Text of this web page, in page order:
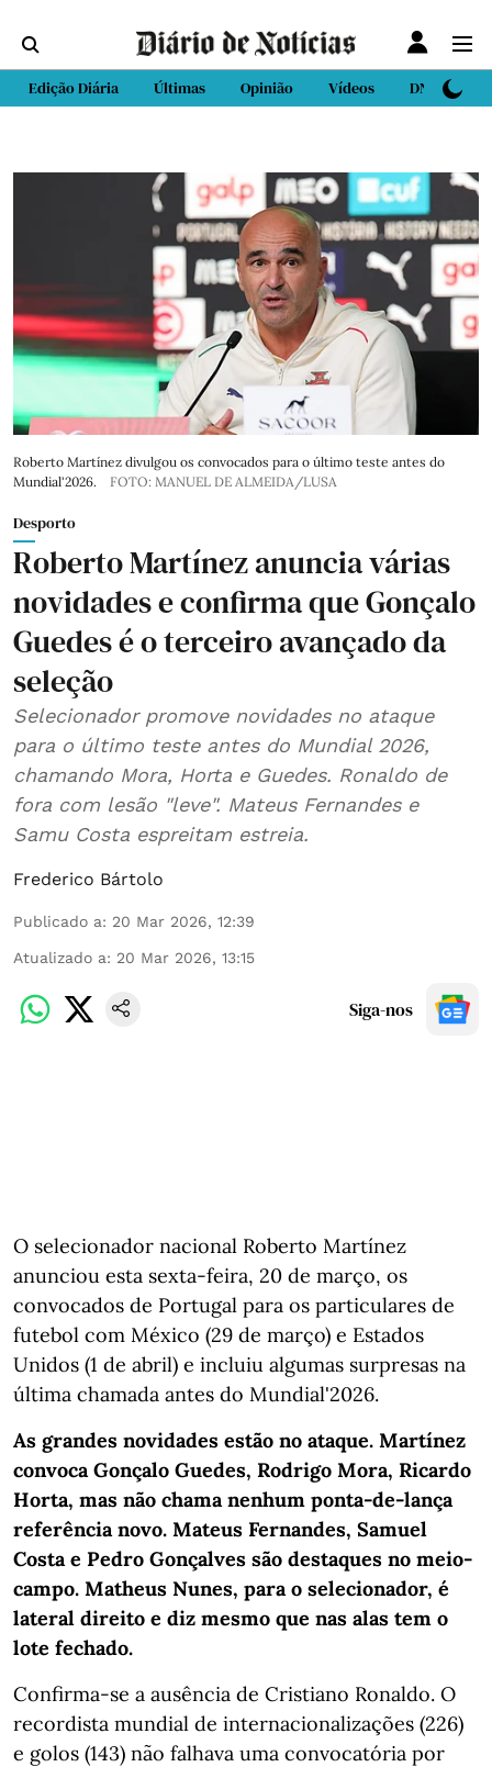
Edição Diária Últimas Opinião Vídeos DN Sport
Roberto Martínez divulgou os convocados para o último teste antes do
Mundial'2026.
FOTO: MANUEL DE ALMEIDA/LUSA
Desporto
Roberto Martínez anuncia várias
novidades e confirma que Gonçalo
Guedes é o terceiro avançado da
seleção
Selecionador promove novidades no ataque
para o último teste antes do Mundial 2026,
chamando Mora, Horta e Guedes. Ronaldo de
fora com lesão "leve". Mateus Fernandes e
Samu Costa espreitam estreia.
Frederico Bártolo
Publicado a: 20 Mar 2026, 12:39
Atualizado a: 20 Mar 2026, 13:15
Siga-nos
O selecionador nacional Roberto Martínez
anunciou esta sexta-feira, 20 de março, os
convocados de Portugal para os particulares de
futebol com México (29 de março) e Estados
Unidos (1 de abril) e incluiu algumas surpresas na
última chamada antes do Mundial'2026.
As grandes novidades estão no ataque. Martínez
convoca Gonçalo Guedes, Rodrigo Mora, Ricardo
Horta, mas não chama nenhum ponta-de-lança
referência novo. Mateus Fernandes, Samuel
Costa e Pedro Gonçalves são destaques no meio-
campo. Matheus Nunes, para o selecionador, é
lateral direito e diz mesmo que nas alas tem o
lote fechado.
Confirma-se a ausência de Cristiano Ronaldo. O
recordista mundial de internacionalizações (226)
e golos (143) não falhava uma convocatória por